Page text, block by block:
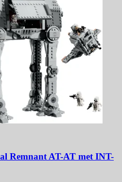
Remnant AT-AT met INT-